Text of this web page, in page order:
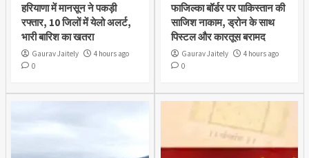
हरियाणा में मानसून ने पकड़ी
रफ्तार, 10 जिलों में येलो अलर्ट,
भारी बारिश का खतरा
Gaurav Jaitely
4 hours ago
0
फाजिल्का बॉर्डर पर पाकिस्तान की
साजिश नाकाम, ड्रोन के साथ
पिस्टल और कारतूस बरामद
Gaurav Jaitely
4 hours ago
0